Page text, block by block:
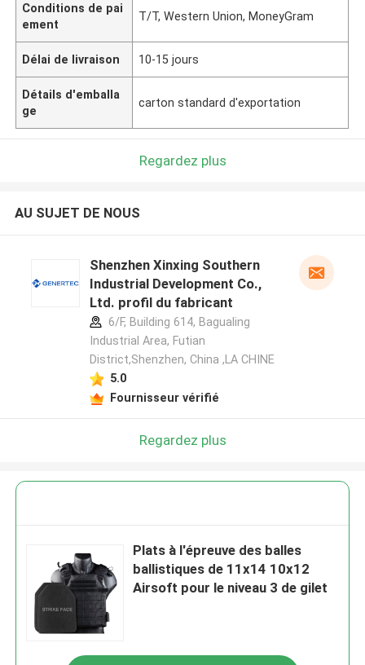
Conditions de pai
ement
T/T, Western Union, MoneyGram
Délai de livraison 10-15 jours
Détails d'emballa
ge
carton standard d'exportation
Regardez plus
AU SUJET DE NOUS
Shenzhen Xinxing Southern
Industrial Development Co.,
Ltd. profil du fabricant
6/F, Building 614, Bagualing
Industrial Area, Futian
District,Shenzhen, China ,LA CHINE
5.0
Fournisseur vérifié
Regardez plus
Plats à l'épreuve des balles
ballistiques de 11x14 10x12
Airsoft pour le niveau 3 de gilet